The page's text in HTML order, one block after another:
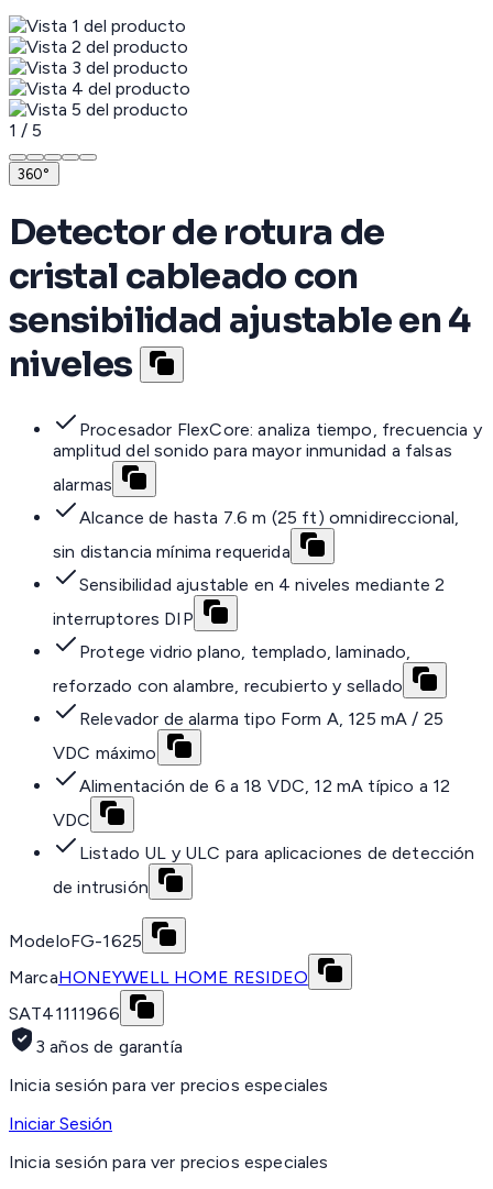
1 / 5
360°
Detector de rotura de
cristal cableado con
sensibilidad ajustable en 4
niveles
Procesador FlexCore: analiza tiempo, frecuencia y
amplitud del sonido para mayor inmunidad a falsas
alarmas
Alcance de hasta 7.6 m (25 ft) omnidireccional,
sin distancia mínima requerida
Sensibilidad ajustable en 4 niveles mediante 2
interruptores DIP
Protege vidrio plano, templado, laminado,
reforzado con alambre, recubierto y sellado
Relevador de alarma tipo Form A, 125 mA / 25
VDC máximo
Alimentación de 6 a 18 VDC, 12 mA típico a 12
VDC
Listado UL y ULC para aplicaciones de detección
de intrusión
ModeloFG-1625
MarcaHONEYWELL HOME RESIDEO
SAT41111966
3 años de garantía
Inicia sesión para ver precios especiales
Iniciar Sesión
Inicia sesión para ver precios especiales